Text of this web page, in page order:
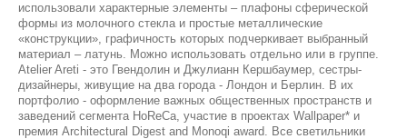
использовали характерные элементы – плафоны сферической
формы из молочного стекла и простые металлические
«конструкции», графичность которых подчеркивает выбранный
материал – латунь. Можно использовать отдельно или в группе.
Atelier Areti - это Гвендолин и Джулианн Кершбаумер, сестры-
дизайнеры, живущие на два города - Лондон и Берлин. В их
портфолио - оформление важных общественных пространств и
заведений сегмента HoReCa, участие в проектах Wallpaper* и
премия Architectural Digest and Monoqi award. Все светильники